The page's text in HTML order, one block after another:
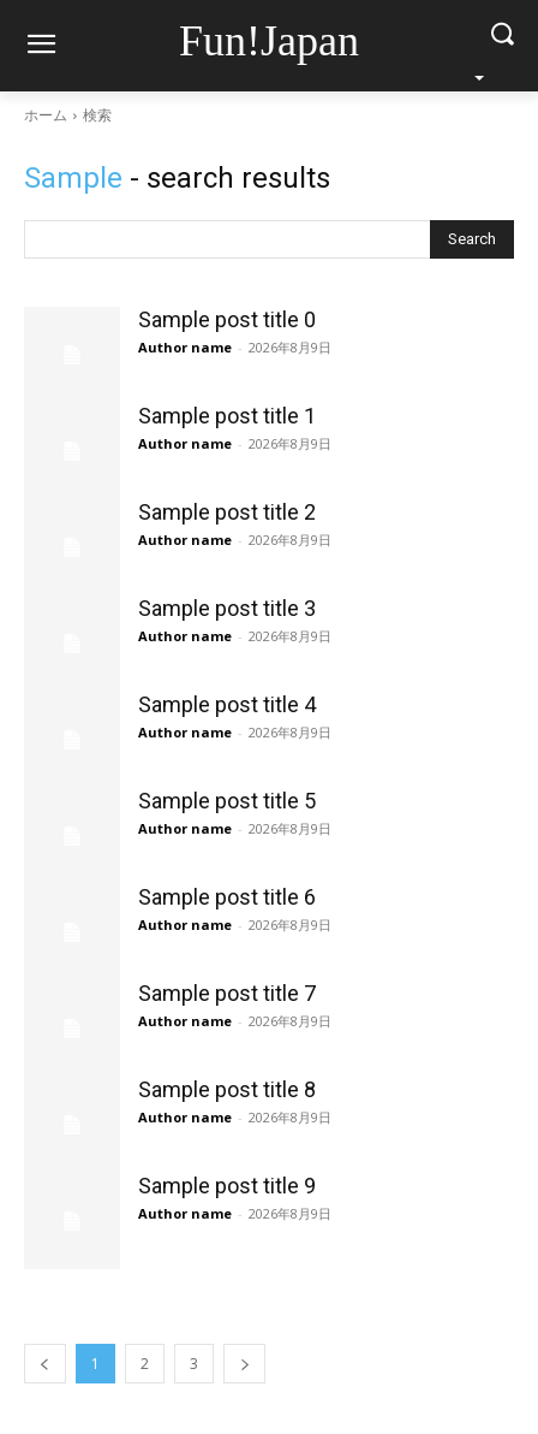
Fun!Japan
ホーム 検索
Sample - search results
Search
Sample post title 0
Author name - 2026年8月9日
Sample post title 1
Author name - 2026年8月9日
Sample post title 2
Author name - 2026年8月9日
Sample post title 3
Author name - 2026年8月9日
Sample post title 4
Author name - 2026年8月9日
Sample post title 5
Author name - 2026年8月9日
Sample post title 6
Author name - 2026年8月9日
Sample post title 7
Author name - 2026年8月9日
Sample post title 8
Author name - 2026年8月9日
Sample post title 9
Author name - 2026年8月9日
1 2 3